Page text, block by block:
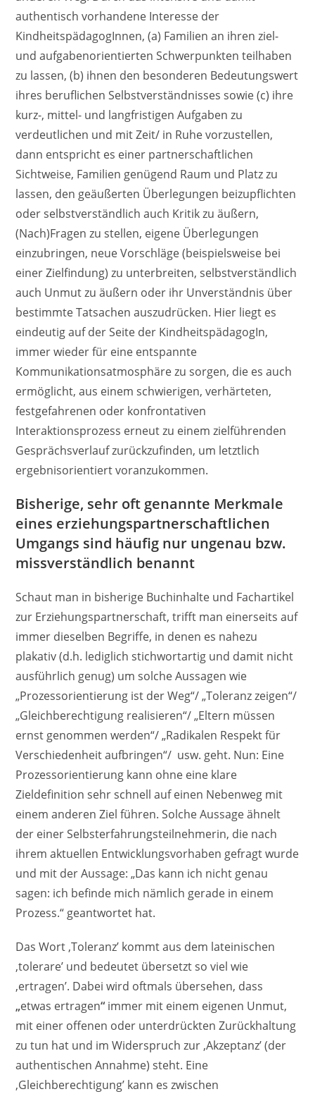
authentisch vorhandene Interesse der
KindheitspädagogInnen, (a) Familien an ihren ziel-
und aufgabenorientierten Schwerpunkten teilhaben
zu lassen, (b) ihnen den besonderen Bedeutungswert
ihres beruflichen Selbstverständnisses sowie (c) ihre
kurz-, mittel- und langfristigen Aufgaben zu
verdeutlichen und mit Zeit/ in Ruhe vorzustellen,
dann entspricht es einer partnerschaftlichen
Sichtweise, Familien genügend Raum und Platz zu
lassen, den geäußerten Überlegungen beizupflichten
oder selbstverständlich auch Kritik zu äußern,
(Nach)Fragen zu stellen, eigene Überlegungen
einzubringen, neue Vorschläge (beispielsweise bei
einer Zielfindung) zu unterbreiten, selbstverständlich
auch Unmut zu äußern oder ihr Unverständnis über
bestimmte Tatsachen auszudrücken. Hier liegt es
eindeutig auf der Seite der KindheitspädagogIn,
immer wieder für eine entspannte
Kommunikationsatmosphäre zu sorgen, die es auch
ermöglicht, aus einem schwierigen, verhärteten,
festgefahrenen oder konfrontativen
Interaktionsprozess erneut zu einem zielführenden
Gesprächsverlauf zurückzufinden, um letztlich
ergebnisorientiert voranzukommen.
Bisherige, sehr oft genannte Merkmale
eines erziehungspartnerschaftlichen
Umgangs sind häufig nur ungenau bzw.
missverständlich benannt
Schaut man in bisherige Buchinhalte und Fachartikel
zur Erziehungspartnerschaft, trifft man einerseits auf
immer dieselben Begriffe, in denen es nahezu
plakativ (d.h. lediglich stichwortartig und damit nicht
ausführlich genug) um solche Aussagen wie
„Prozessorientierung ist der Weg“/ „Toleranz zeigen“/
„Gleichberechtigung realisieren“/ „Eltern müssen
ernst genommen werden“/ „Radikalen Respekt für
Verschiedenheit aufbringen“/ usw. geht. Nun: Eine
Prozessorientierung kann ohne eine klare
Zieldefinition sehr schnell auf einen Nebenweg mit
einem anderen Ziel führen. Solche Aussage ähnelt
der einer Selbsterfahrungsteilnehmerin, die nach
ihrem aktuellen Entwicklungsvorhaben gefragt wurde
und mit der Aussage: „Das kann ich nicht genau
sagen: ich befinde mich nämlich gerade in einem
Prozess.“ geantwortet hat.
Das Wort ‚Toleranz’ kommt aus dem lateinischen
‚tolerare’ und bedeutet übersetzt so viel wie
‚ertragen’. Dabei wird oftmals übersehen, dass
„etwas ertragen“ immer mit einem eigenen Unmut,
mit einer offenen oder unterdrückten Zurückhaltung
zu tun hat und im Widerspruch zur ‚Akzeptanz’ (der
authentischen Annahme) steht. Eine
‚Gleichberechtigung’ kann es zwischen